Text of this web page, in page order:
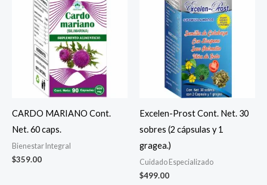
CARDO MARIANO Cont.
Net. 60 caps.
Bienestar Integral
$359.00
Excelen-Prost Cont. Net. 30
sobres (2 cápsulas y 1
gragea.)
Cuidado Especializado
$499.00